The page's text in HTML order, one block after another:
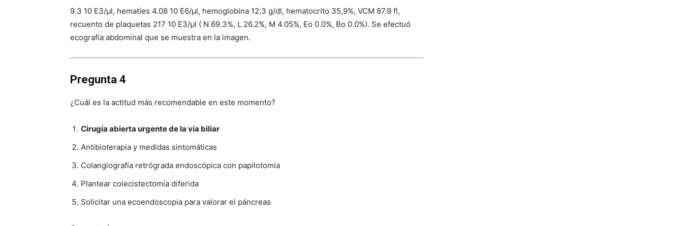
9.3 10 E3/μl, hematíes 4.08 10 E6/μl, hemoglobina 12.3 g/dl, hematocrito 35,9%, VCM 87.9 fl,
recuento de plaquetas 217 10 E3/μl ( N 69.3%, L 26.2%, M 4.05%, Eo 0.0%, Bo 0.0%). Se efectuó
ecografía abdominal que se muestra en la imagen.
Pregunta 4
¿Cuál es la actitud más recomendable en este momento?
Cirugía abierta urgente de la vía biliar
Antibioterapia y medidas sintomáticas
Colangiografía retrógrada endoscópica con papilotomía
Plantear colecistectomía diferida
Solicitar una ecoendoscopia para valorar el páncreas